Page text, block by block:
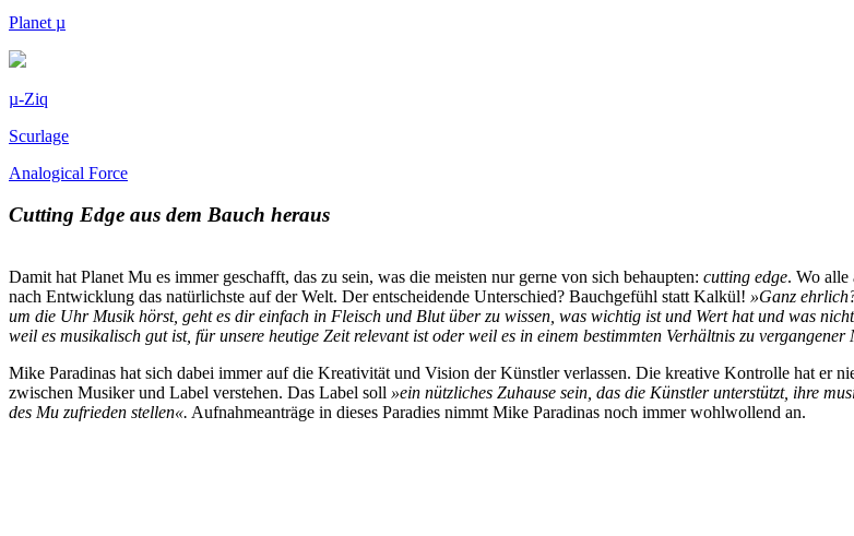
Planet µ
µ-Ziq
Scurlage
Analogical Force
Cutting Edge aus dem Bauch heraus
Damit hat Planet Mu es immer geschafft, das zu sein, was die meisten nur gerne von sich behaupten: cutting edge. Wo alle
nach Entwicklung das natürlichste auf der Welt. Der entscheidende Unterschied? Bauchgefühl statt Kalkül! »Ganz
um die Uhr Musik hörst, geht es dir einfach in Fleisch und Blut über zu wissen, was wichtig ist und Wert hat und was
weil es musikalisch gut ist, für unsere heutige Zeit relevant ist oder weil es in einem bestimmten Verhältnis zu vergangener
Mike Paradinas hat sich dabei immer auf die Kreativität und Vision der Künstler verlassen. Die kreative Kontrolle hat er
zwischen Musiker und Label verstehen. Das Label soll »ein nützliches Zuhause sein, das die Künstler unterstützt, ihre
des Mu zufrieden stellen«. Aufnahmeanträge in dieses Paradies nimmt Mike Paradinas noch immer wohlwollend an.